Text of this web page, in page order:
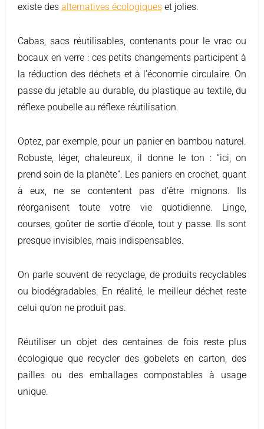
existe des alternatives écologiqueset jolies.
Cabas, sacs réutilisables, contenants pour le vrac ou
bocaux en verre : ces petits changements participent à
la réduction des déchets et à l’économie circulaire. On
passe du jetable au durable, du plastique au textile, du
réflexe poubelle au réflexe réutilisation.
Optez, par exemple, pour un panier en bambou naturel.
Robuste, léger, chaleureux, il donne le ton : “ici, on
prend soin de la planète”. Les paniers en crochet, quant
à eux, ne se contentent pas d’être mignons. Ils
réorganisent toute votre vie quotidienne. Linge,
courses, goûter de sortie d’école, tout y passe. Ils sont
presque invisibles, mais indispensables.
On parle souvent de recyclage, de produits recyclables
ou biodégradables. En réalité, le meilleur déchet reste
celui qu’on ne produit pas.
Réutiliser un objet des centaines de fois reste plus
écologique que recycler des gobelets en carton, des
pailles ou des emballages compostables à usage
unique.